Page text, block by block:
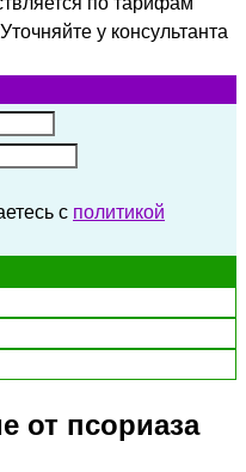
у консультанта
с политикой
от псориаза